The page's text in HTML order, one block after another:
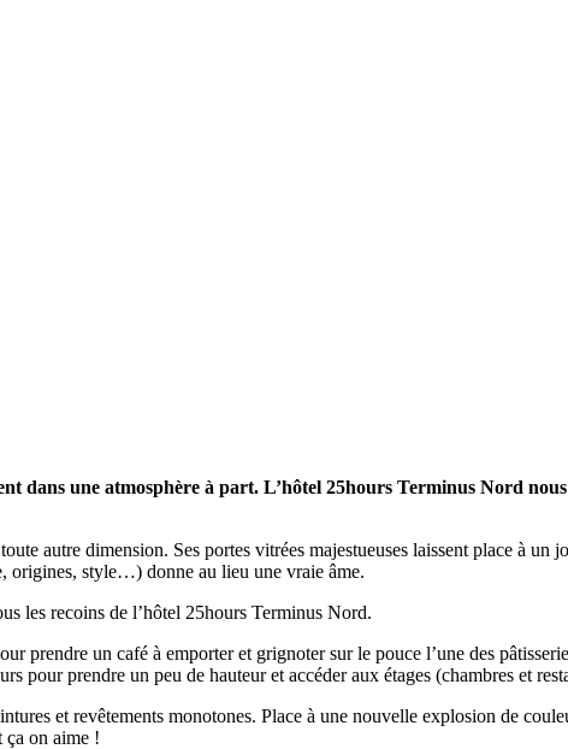
dans une atmosphère à part. L’hôtel 25hours Terminus Nord
autre dimension. Ses portes vitrées majestueuses laissent place à un
origines, style…) donne au lieu une vraie âme.
les recoins de l’hôtel 25hours Terminus Nord.
prendre un café à emporter et grignoter sur le pouce l’une des
pour prendre un peu de hauteur et accéder aux étages (chambres et
et revêtements monotones. Place à une nouvelle explosion de
ça on aime !